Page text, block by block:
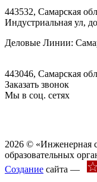
443532, Самарская
Индустриальная ул,
Деловые Линии:
443046, Самарская
Заказать звонок
Мы в соц. сетях
2026 © «Инженерная
образовательных
Создание сайта —